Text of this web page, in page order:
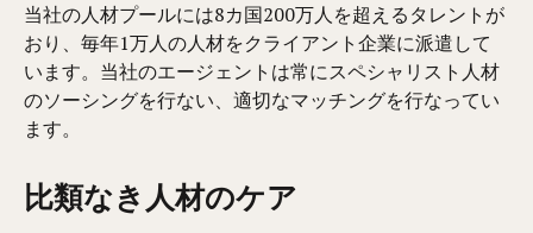
当社の人材プールには8カ国200万人を超えるタレントが
おり、毎年1万人の人材をクライアント企業に派遣して
います。当社のエージェントは常にスペシャリスト人材
のソーシングを行ない、適切なマッチングを行なってい
ます。
比類なき人材のケア